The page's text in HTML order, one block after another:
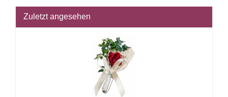
Zuletzt angesehen